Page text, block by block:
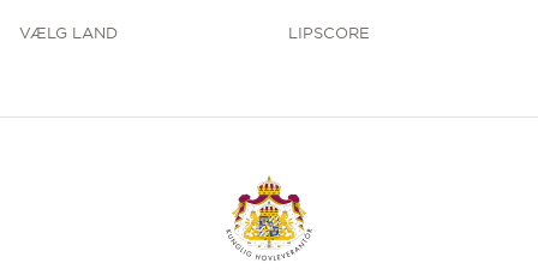
VÆLG LAND LIPSCORE